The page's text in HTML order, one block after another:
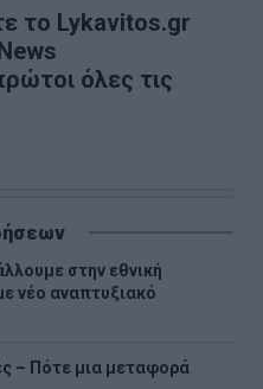
το Lykavitos.gr
όλες τις
στην εθνική
νέο αναπτυξιακό
– Πότε μια μεταφορά